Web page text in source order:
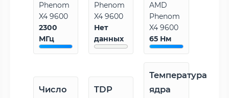
Phenom
X4 9600
2300
МГц
Phenom
X4 9600
Нет
данных
AMD
Phenom
X4 9600
65 Нм
Число
TDP
Температура
ядра